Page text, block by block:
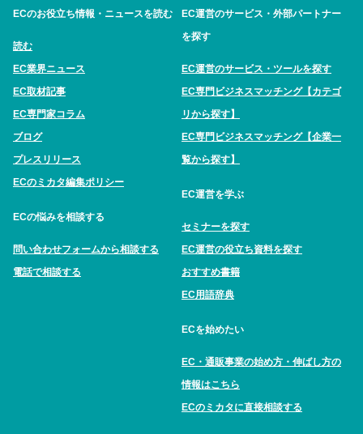
ECのお役立ち情報・ニュースを読む
読む
EC業界ニュース
EC取材記事
EC専門家コラム
ブログ
プレスリリース
ECのミカタ編集ポリシー
ECの悩みを相談する
問い合わせフォームから相談する
電話で相談する
EC運営のサービス・外部パートナー
を探す
EC運営のサービス・ツールを探す
EC専門ビジネスマッチング【カテゴ
リから探す】
EC専門ビジネスマッチング【企業一
覧から探す】
EC運営を学ぶ
セミナーを探す
EC運営の役立ち資料を探す
おすすめ書籍
EC用語辞典
ECを始めたい
EC・通販事業の始め方・伸ばし方の
情報はこちら
ECのミカタに直接相談する